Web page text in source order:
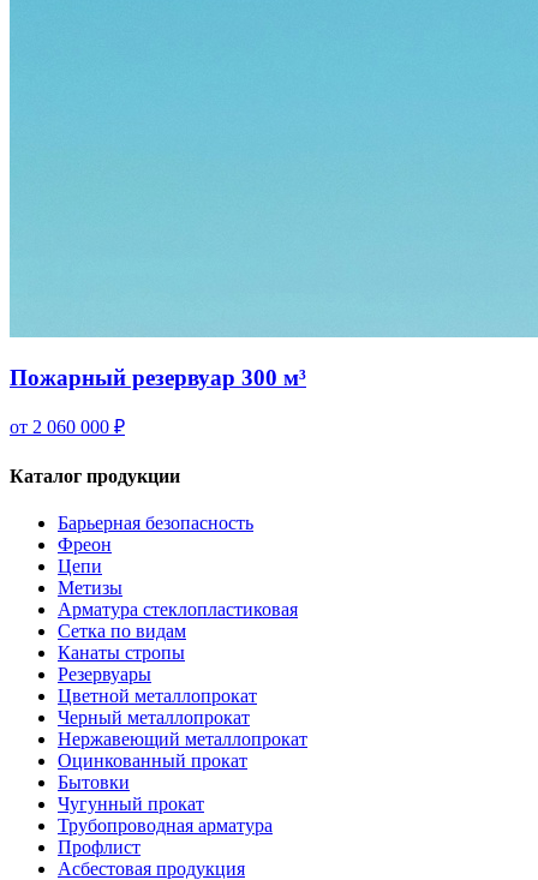
Пожарный резервуар 300 м³
от 2 060 000 ₽
Каталог продукции
Барьерная безопасность
Фреон
Цепи
Метизы
Арматура стеклопластиковая
Сетка по видам
Канаты стропы
Резервуары
Цветной металлопрокат
Черный металлопрокат
Нержавеющий металлопрокат
Оцинкованный прокат
Бытовки
Чугунный прокат
Трубопроводная арматура
Профлист
Асбестовая продукция